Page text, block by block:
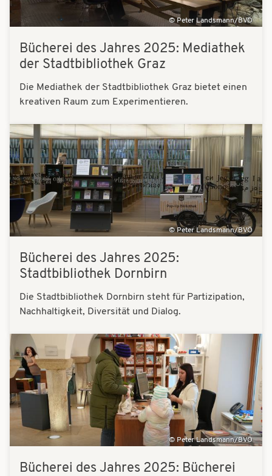
Peter Landsmann/BVÖ
Bücherei des Jahres 2025: Mediathek
der Stadtbibliothek Graz
Die Mediathek der Stadtbibliothek Graz bietet einen
kreativen Raum zum Experimentieren.
Bilder
Peter Landsmann/BVÖ
Bücherei des Jahres 2025:
Stadtbibliothek Dornbirn
Die Stadtbibliothek Dornbirn steht für Partizipation,
Nachhaltigkeit, Diversität und Dialog.
Bilder
Peter Landsmann/BVÖ
Bücherei des Jahres 2025: Bücherei